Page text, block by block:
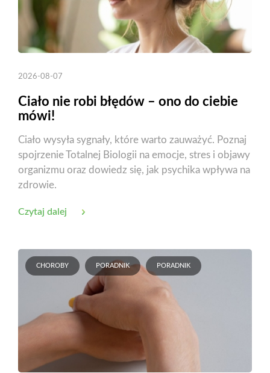
2026-08-07
Ciało nie robi błędów – ono do ciebie
mówi!
Ciało wysyła sygnały, które warto zauważyć. Poznaj
spojrzenie Totalnej Biologii na emocje, stres i objawy
organizmu oraz dowiedz się, jak psychika wpływa na
zdrowie.
Czytaj dalej
CHOROBY PORADNIK PORADNIK